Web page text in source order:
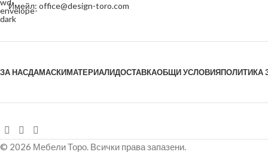
Имейл: office@design-toro.com
ЗА НАСДАМАСКИМАТЕРИАЛИДОСТАВКАОБЩИ УСЛОВИЯПОЛИТИКА
© 2026 Мебели Торо. Всички права запазени.